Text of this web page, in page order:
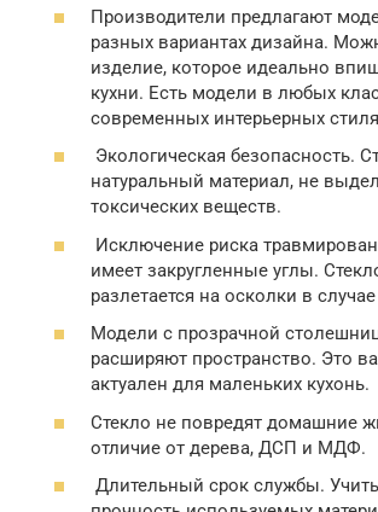
Производители предлагают
разных вариантах дизайна.
изделие, которое идеально
кухни. Есть модели в любых
современных интерьерных
Экологическая безопасность.
натуральный материал, не
токсических веществ.
Исключение риска
имеет закругленные углы.
разлетается на осколки в
Модели с прозрачной
расширяют пространство. Это
актуален для маленьких кухонь.
Стекло не повредят домашние
отличие от дерева, ДСП и МДФ.
Длительный срок службы.